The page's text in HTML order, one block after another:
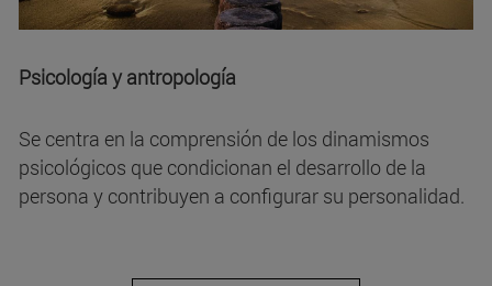
Psicología y antropología
Se centra en la comprensión de los dinamismos
psicológicos que condicionan el desarrollo de la
persona y contribuyen a configurar su personalidad.